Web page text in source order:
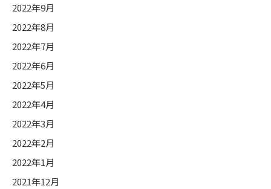
2022年9月
2022年8月
2022年7月
2022年6月
2022年5月
2022年4月
2022年3月
2022年2月
2022年1月
2021年12月